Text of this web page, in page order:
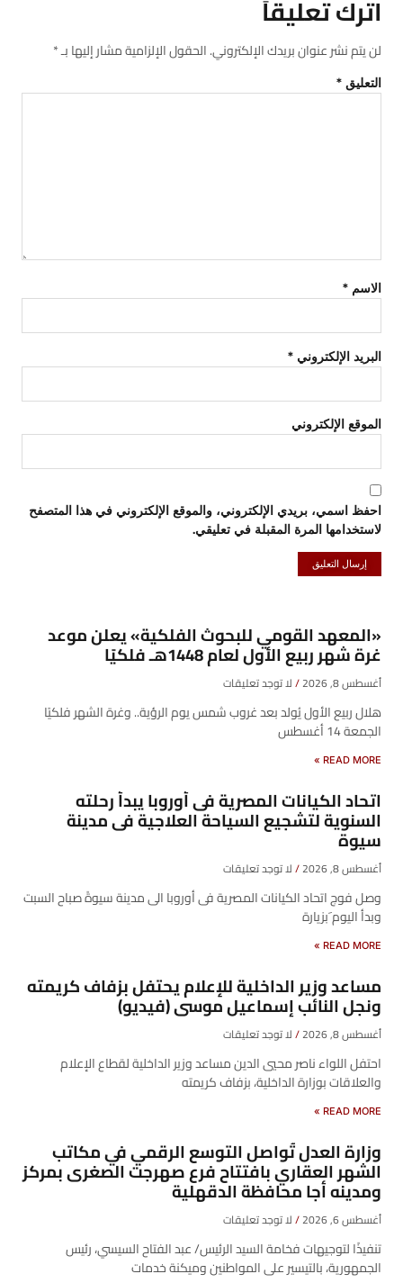
اترك تعليقاً
لن يتم نشر عنوان بريدك الإلكتروني.الحقول الإلزامية مشار إليها بـ*
التعليق *
الاسم *
البريد الإلكتروني *
الموقع الإلكتروني
احفظ اسمي، بريدي الإلكتروني، والموقع الإلكتروني في هذا المتصفح
لاستخدامها المرة المقبلة في تعليقي.
«المعهد القومي للبحوث الفلكية» يعلن موعد
غرة شهر ربيع الأول لعام 1448هـ فلكيًا
أغسطس 8, 2026 لا توجد تعليقات
هلال ربيع الأول يُولد بعد غروب شمس يوم الرؤية.. وغرة الشهر فلكيًا
الجمعة 14 أغسطس
READ MORE »
اتحاد الكيانات المصرية فى أوروبا يبدأ رحلته
السنوية لتشجيع السياحة العلاجية فى مدينة
سيوة
أغسطس 8, 2026 لا توجد تعليقات
وصل فوج اتحاد الكيانات المصرية فى أوروبا الى مدينة سيوةً صباح السبت
وبدأ اليوم َبزيارة
READ MORE »
مساعد وزير الداخلية للإعلام يحتفل بزفاف كريمته
ونجل النائب إسماعيل موسى (فيديو)
أغسطس 8, 2026 لا توجد تعليقات
احتفل اللواء ناصر محيي الدين مساعد وزير الداخلية لقطاع الإعلام
والعلاقات بوزارة الداخلية، بزفاف كريمته
READ MORE »
وزارة العدل تُواصل التوسع الرقمي في مكاتب
الشهر العقاري بافتتاح فرع صهرجت الصغرى بمركز
ومدينه أجا محافظة الدقهلية
أغسطس 6, 2026 لا توجد تعليقات
تنفيذًا لتوجيهات فخامة السيد الرئيس/ عبد الفتاح السيسي، رئيس
الجمهورية، بالتيسير على المواطنين وميكنة خدمات